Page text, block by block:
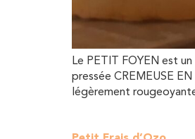
Le PETIT FOYEN est
pressée CREMEUSE
légèrement